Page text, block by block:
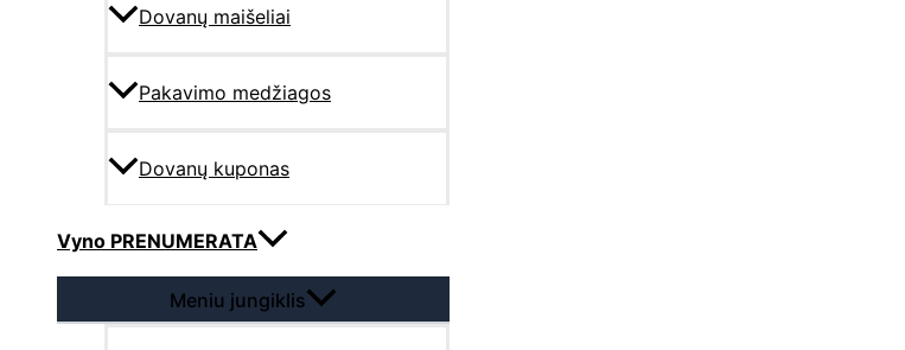
Dovanų maišeliai
Pakavimo medžiagos
Dovanų kuponas
Vyno PRENUMERATA
Meniu jungiklis